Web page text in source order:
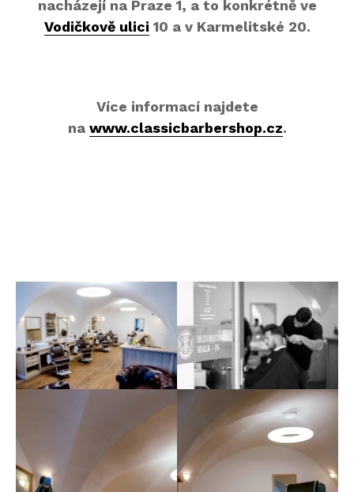
nacházejí na Praze 1, a to konkrétně ve
Vodičkově ulici 10 a v Karmelitské 20.
Více informací najdete
na www.classicbarbershop.cz.